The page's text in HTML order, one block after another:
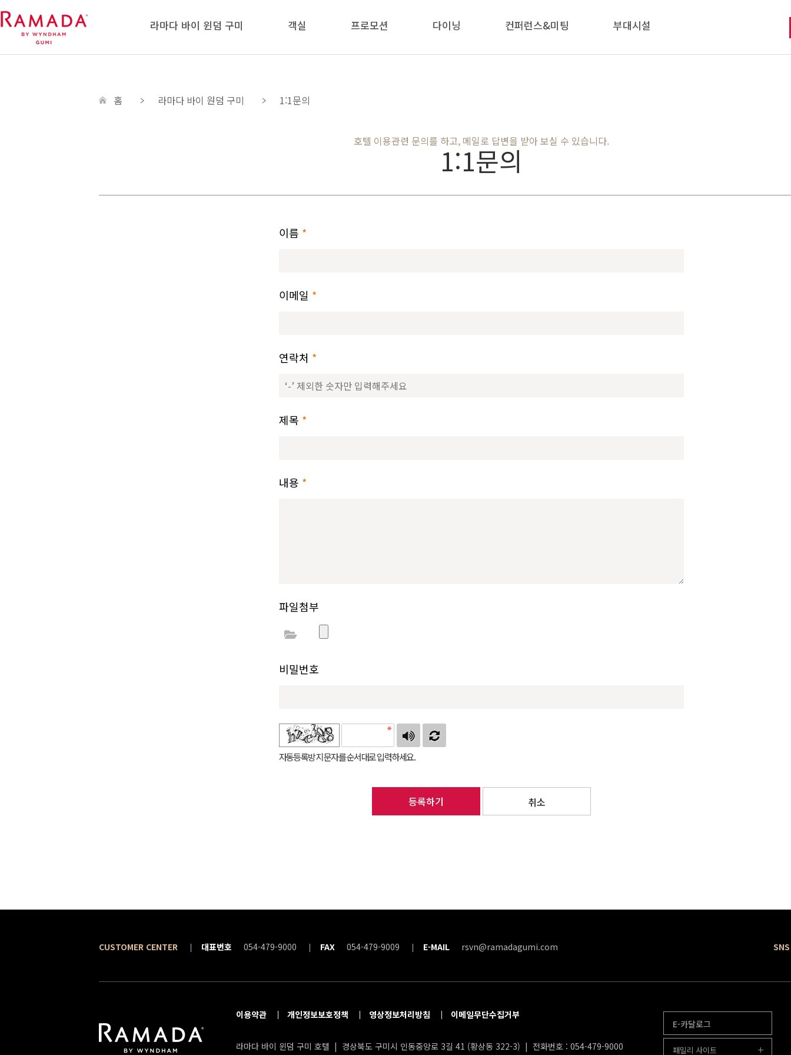
라마다 바이 윈덤 구미 객실 프로모션 다이닝 컨퍼런스&미팅 부대시설
홈 라마다 바이 원덤 구미 1:1문의
1:1문의
호텔 이용관련 문의를 하고, 메일로 답변을 받아 보실 수 있습니다.
이름 *
이메일 *
연락처 *
제목 *
내용 *
파일첨부
비밀번호
자동등록방지 문자를 순서대로 입력하세요.
등록하기 취소
CUSTOMER CENTER 대표번호 054-479-9000 FAX 054-479-9009 E-MAIL rsvn@ramadagumi.com SNS
이용약관 개인정보보호정책 영상정보처리방침 이메일무단수집거부
라마다 바이 윈덤 구미 호텔 | 경상북도 구미시 인동중앙로 3길 41 (황상동 322-3) | 전화번호 : 054-479-9000
E-카달로그
패밀리 사이트